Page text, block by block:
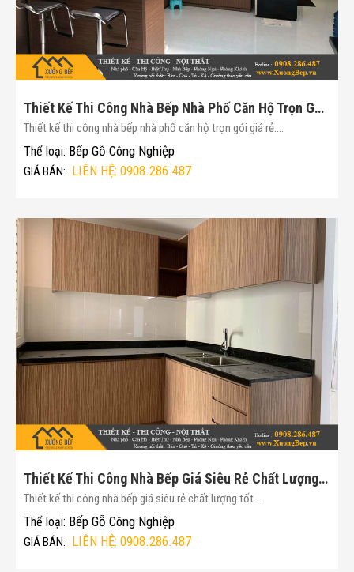
Thiết Kế Thi Công Nhà Bếp Nhà Phố Căn Hộ Trọn Gói Giá Rẻ(Mã :177)
Thiết kế thi công nhà bếp nhà phố căn hộ trọn gói giá rẻ....
Thể loại: Bếp Gỗ Công Nghiệp
GIÁ BÁN: LIÊN HỆ: 0908.286.487
Thiết Kế Thi Công Nhà Bếp Giá Siêu Rẻ Chất Lượng Tốt(Mã :178)
Thiết kế thi công nhà bếp giá siêu rẻ chất lượng tốt....
Thể loại: Bếp Gỗ Công Nghiệp
GIÁ BÁN: LIÊN HỆ: 0908.286.487